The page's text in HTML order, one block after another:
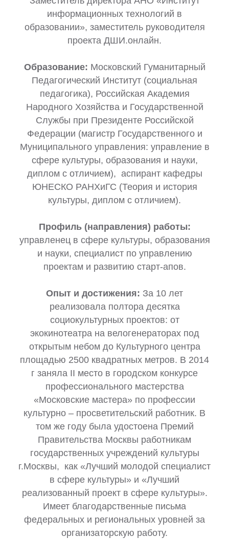
информационных технологий в
образовании», заместитель руководителя
проекта ДШИ.онлайн.
Образование: Московский Гуманитарный
Педагогический Институт (социальная
педагогика), Российская Академия
Народного Хозяйства и Государственной
Службы при Президенте Российской
Федерации (магистр Государственного и
Муниципального управления: управление в
сфере культуры, образования и науки,
диплом с отличием), аспирант кафедры
ЮНЕСКО РАНХиГС (Теория и история
культуры, диплом с отличием).
Профиль (направления) работы:
управленец в сфере культуры, образования
и науки, специалист по управлению
проектам и развитию старт-апов.
Опыт и достижения: За 10 лет
реализовала полтора десятка
социокультурных проектов: от
экокинотеатра на велогенераторах под
открытым небом до Культурного центра
площадью 2500 квадратных метров. В 2014
г заняла II место в городском конкурсе
профессионального мастерства
«Московские мастера» по профессии
культурно – просветительский работник. В
том же году была удостоена Премий
Правительства Москвы работникам
государственных учреждений культуры
г.Москвы, как «Лучший молодой специалист
в сфере культуры» и «Лучший
реализованный проект в сфере культуры».
Имеет благодарственные письма
федеральных и региональных уровней за
организаторскую работу.